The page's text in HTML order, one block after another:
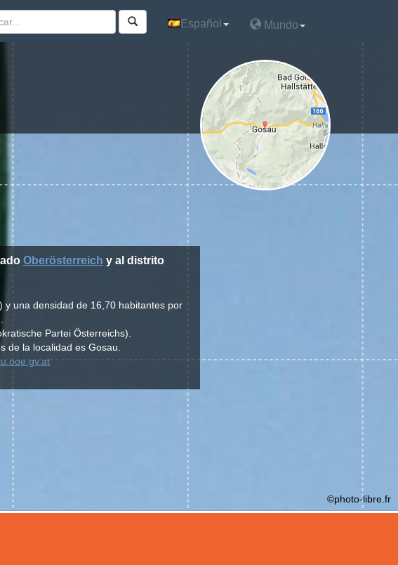
Español Mundo
Oberösterreich y al distrito
y una densidad de 16,70 habitantes por
Partei Österreichs).
de la localidad es Gosau.
©photo-libre.fr
Español Mundo